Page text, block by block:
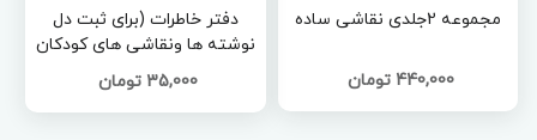
مجموعه 2جلدی نقاشی ساده
440,000 تومان
دفتر خاطرات (برای ثبت دل
نوشته ها ونقاشی های کودکان
)
35,000 تومان